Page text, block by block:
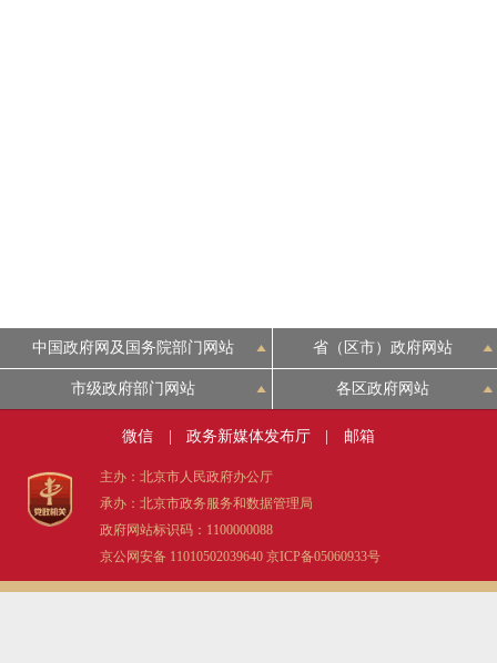
中国政府网及国务院部门网站 省（区市）政府网站
市级政府部门网站 各区政府网站
微信 政务新媒体发布厅 邮箱
主办：北京市人民政府办公厅
承办：北京市政务服务和数据管理局
政府网站标识码：1100000088
京公网安备 11010502039640 京ICP备05060933号